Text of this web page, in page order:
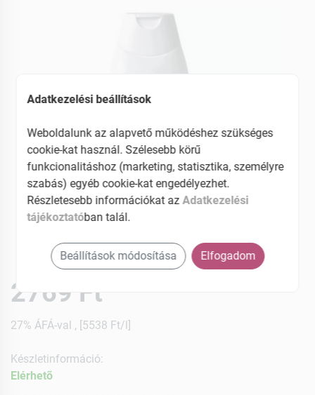
2769 Ft
27% ÁFÁ-val , [5538 Ft/l]
Készletinformáció:
Elérhetõ
Adatkezelési beállítások
Weboldalunk az alapvető működéshez szükséges
cookie-kat használ. Szélesebb körű
funkcionalitáshoz (marketing, statisztika, személyre
szabás) egyéb cookie-kat engedélyezhet.
Részletesebb információkat az Adatkezelési
tájékoztatóban talál.
Beállítások módosítása Elfogadom